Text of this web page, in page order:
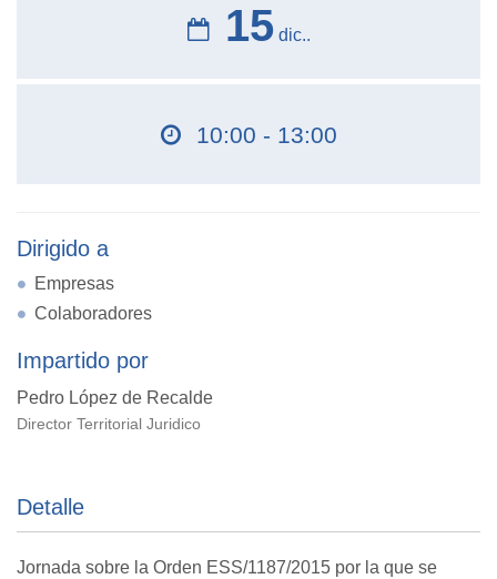
15 dic..
10:00 - 13:00
Dirigido a
Empresas
Colaboradores
Impartido por
Pedro López de Recalde
Director Territorial Juridico
Detalle
Jornada sobre la Orden ESS/1187/2015 por la que se